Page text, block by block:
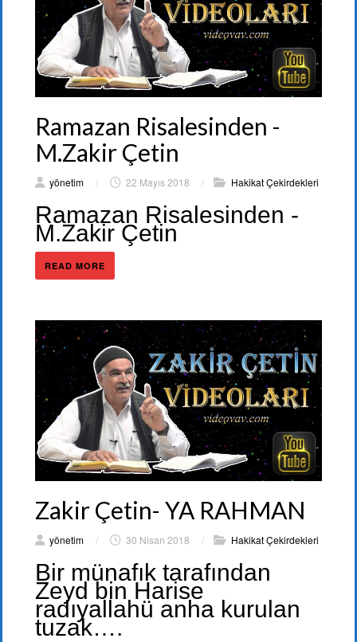
Ramazan Risalesinden -
M.Zakir Çetin
yönetim / 22 Mayıs 2018 / Hakikat Çekirdekleri
Ramazan Risalesinden -
M.Zakir Çetin
READ MORE
Zakir Çetin- YA RAHMAN
yönetim / 30 Nisan 2018 / Hakikat Çekirdekleri
Bir münafık tarafından
Zeyd bin Harise
radıyallahü anha kurulan
tuzak….